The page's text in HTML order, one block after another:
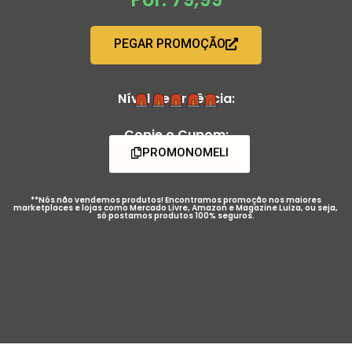
PEGAR PROMOÇÃO
Nível de Urgência:
Copie o Cupom:
PROMONOMELI
**Nós não vendemos produtos! Encontramos promoção nos maiores
marketplaces e lojas como Mercado Livre, Amazon e Magazine Luiza, ou seja,
só postamos produtos 100% seguros.